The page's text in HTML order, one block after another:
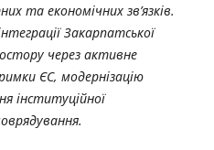
та економічних зв’язків.
Закарпатської
через активне
ЄС, модернізацію
інституційної